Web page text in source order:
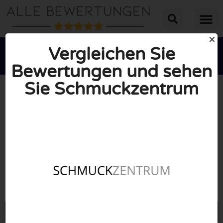
Vergleichen Sie
Bewertungen und sehen
Sie Schmuckzentrum